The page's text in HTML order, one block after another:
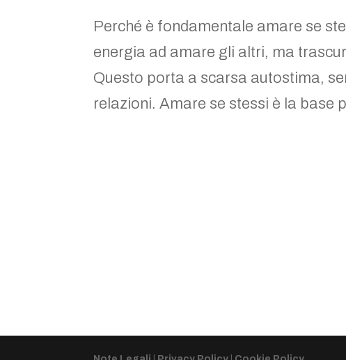
Perché è fondamentale amare se
energia ad amare gli altri, ma
Questo porta a scarsa autostima,
relazioni. Amare se stessi è la base